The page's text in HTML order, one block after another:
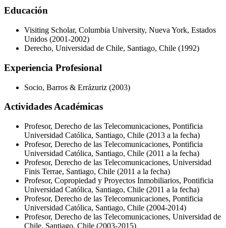
Educación
Visiting Scholar, Columbia University, Nueva York, Estados
Unidos (2001-2002)
Derecho, Universidad de Chile, Santiago, Chile (1992)
Experiencia Profesional
Socio, Barros & Errázuriz (2003)
Actividades Académicas
Profesor, Derecho de las Telecomunicaciones, Pontificia
Universidad Católica, Santiago, Chile (2013 a la fecha)
Profesor, Derecho de las Telecomunicaciones, Pontificia
Universidad Católica, Santiago, Chile (2011 a la fecha)
Profesor, Derecho de las Telecomunicaciones, Universidad
Finis Terrae, Santiago, Chile (2011 a la fecha)
Profesor, Copropiedad y Proyectos Inmobiliarios, Pontificia
Universidad Católica, Santiago, Chile (2011 a la fecha)
Profesor, Derecho de las Telecomunicaciones, Pontificia
Universidad Católica, Santiago, Chile (2004-2014)
Profesor, Derecho de las Telecomunicaciones, Universidad de
Chile, Santiago, Chile (2003-2015)